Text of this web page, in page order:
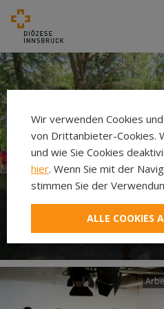
Neuer
Laudato si’
Wir verwenden Cookies
von Drittanbieter-Cookies.
und wie Sie Cookies
hier. Wenn Sie mit der
stimmen Sie der
ALLE COOKIES